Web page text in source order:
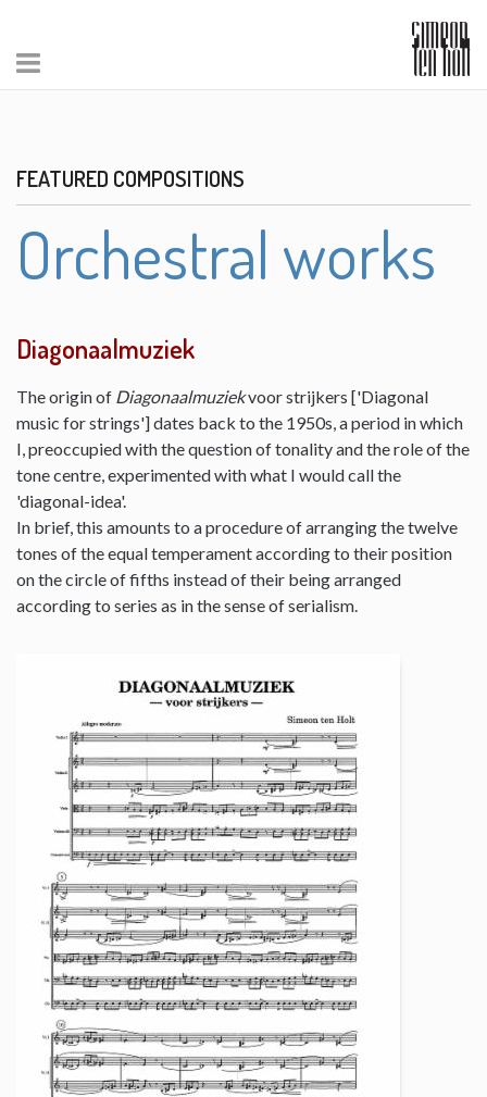
FEATURED COMPOSITIONS
Orchestral works
Diagonaalmuziek
The origin of Diagonaalmuziekvoor strijkers ['Diagonal
music for strings'] dates back to the 1950s, a period in which
I, preoccupied with the question of tonality and the role of the
tone centre, experimented with what I would call the
'diagonal-idea'.
In brief, this amounts to a procedure of arranging the twelve
tones of the equal temperament according to their position
on the circle of fifths instead of their being arranged
according to series as in the sense of serialism.